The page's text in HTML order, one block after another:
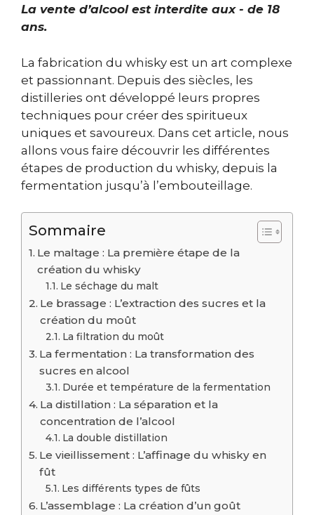
La vente d’alcool est interdite aux - de 18
ans.
La fabrication du whisky est un art complexe
et passionnant. Depuis des siècles, les
distilleries ont développé leurs propres
techniques pour créer des spiritueux
uniques et savoureux. Dans cet article, nous
allons vous faire découvrir les différentes
étapes de production du whisky, depuis la
fermentation jusqu’à l’embouteillage.
Sommaire
Le maltage : La première étape de la
création du whisky
Le séchage du malt
Le brassage : L’extraction des sucres et la
création du moût
La filtration du moût
La fermentation : La transformation des
sucres en alcool
Durée et température de la fermentation
La distillation : La séparation et la
concentration de l’alcool
La double distillation
Le vieillissement : L’affinage du whisky en
fût
Les différents types de fûts
L’assemblage : La création d’un goût